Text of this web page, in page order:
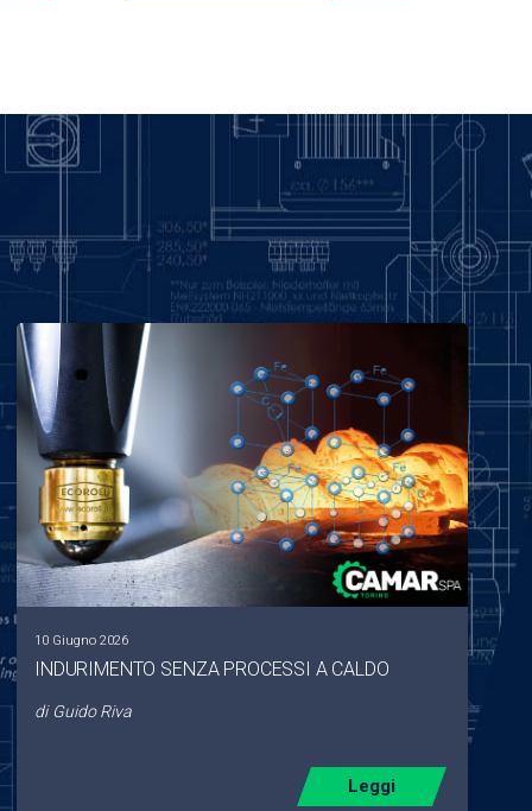
10 Giugno 2026
INDURIMENTO SENZA PROCESSI A CALDO
di Guido Riva
Leggi